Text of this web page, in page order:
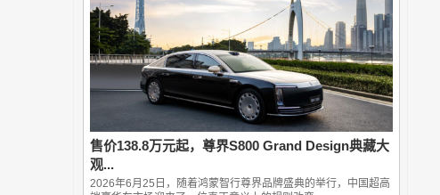
售价138.8万元起，尊界S800 Grand Design典藏大
观...
2026年6月25日，随着鸿蒙智行尊界品牌盛典的举行，中国超高